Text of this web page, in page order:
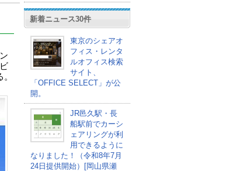
新着ニュース30件
東京のシェアオ
フィス・レンタ
ルオフィス検索
サイト、
「OFFICE SELECT」が公
開。
JR邑久駅・長
船駅前でカーシ
ェアリングが利
用できるように
なりました！（令和8年7月
24日提供開始）[岡山県瀬